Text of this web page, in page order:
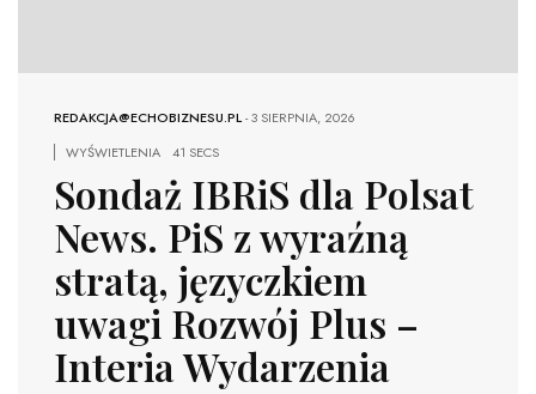
REDAKCJA@ECHOBIZNESU.PL-3 SIERPNIA, 2026
WYŚWIETLENIA
41 SECS
Sondaż IBRiS dla Polsat
News. PiS z wyraźną
stratą, języczkiem
uwagi Rozwój Plus –
Interia Wydarzenia